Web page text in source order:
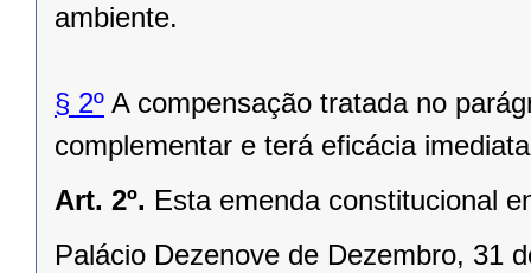
ambiente.
§ 2º A compensação tratada no
complementar e terá eficácia
Art. 2º. Esta emenda constitucional
Palácio Dezenove de Dezembro, 31